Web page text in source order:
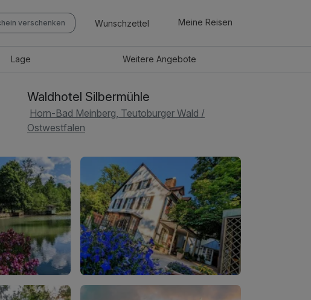
verschenken Wunschzettel Meine Reisen
Lage WeitereAngebote
Waldhotel Silbermühle
Horn-Bad Meinberg, Teutoburger Wald /
Ostwestfalen